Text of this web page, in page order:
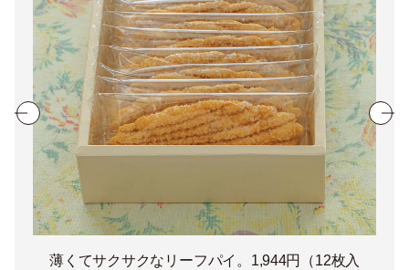
薄くてサクサクなリーフパイ。1,944円（12枚入